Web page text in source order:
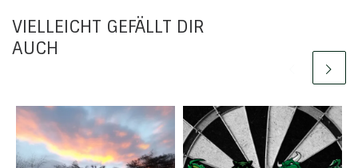
VIELLEICHT GEFÄLLT DIR
AUCH